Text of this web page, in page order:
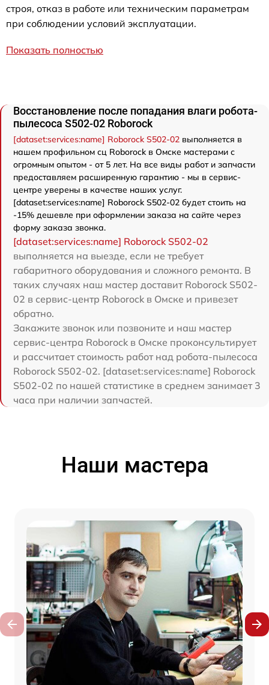
строя, отказ в работе или техническим параметрам
при соблюдении условий эксплуатации.
Показать полностью
Восстановление после попадания влаги робота-
пылесоса S502-02 Roborock
[dataset:services:name] Roborock S502-02 выполняется в
нашем профильном сц Roborock в Омске мастерами с
огромным опытом - от 5 лет. На все виды работ и запчасти
предоставляем расширенную гарантию - мы в сервис-
центре уверены в качестве наших услуг.
[dataset:services:name] Roborock S502-02 будет стоить на
-15% дешевле при оформлении заказа на сайте через
форму заказа звонка.
[dataset:services:name] Roborock S502-02
выполняется на выезде, если не требует
габаритного оборудования и сложного ремонта. В
таких случаях наш мастер доставит Roborock S502-
02 в сервис-центр Roborock в Омске и привезет
обратно.
Закажите звонок или позвоните и наш мастер
сервис-центра Roborock в Омске проконсультирует
и рассчитает стоимость работ над робота-пылесоса
Roborock S502-02. [dataset:services:name] Roborock
S502-02 по нашей статистике в среднем занимает 3
часа при наличии запчастей.
Наши мастера